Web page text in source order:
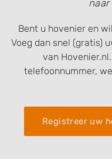
naar
Bent u hovenier en
Voeg dan snel (gratis)
van
telefoonnummer,
Registreer uw